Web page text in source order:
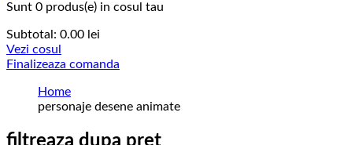
Sunt 0 produs(e) in cosul tau
Subtotal: 0.00 lei
Vezi cosul
Finalizeaza comanda
Home
personaje desene animate